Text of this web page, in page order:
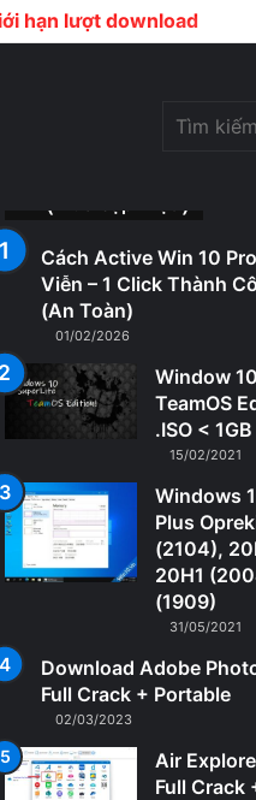
hạn lượt download
Switch
skin
Cách Active Win 10
Viễn – 1 Click Thành
(An Toàn)
01/02/2026
Window
TeamOS
.ISO < 1GB
15/02/2021
Windows
Plus
(2104),
20H1
(1909)
31/05/2021
Download Adobe
Full Crack + Portable
02/03/2023
Air
Full Crack